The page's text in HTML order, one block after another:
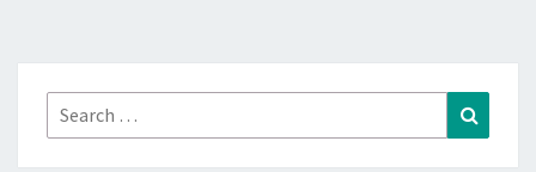
Search
for: